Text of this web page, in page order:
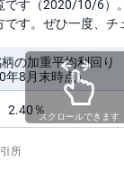
す。ぜひ一度、チ
の加重平均利回り
年8月末時点）
2.40％スクロールできます
所